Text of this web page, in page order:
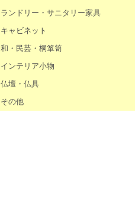
ランドリー・サニタリー家具
キャビネット
和・民芸・桐箪笥
インテリア小物
仏壇・仏具
その他